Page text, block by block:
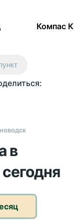
Компас
в